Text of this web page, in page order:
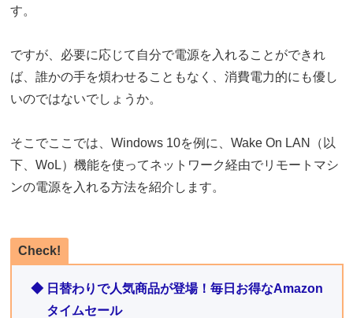
す。
ですが、必要に応じて自分で電源を入れることができれ
ば、誰かの手を煩わせることもなく、消費電力的にも優し
いのではないでしょうか。
そこでここでは、Windows 10を例に、Wake On LAN（以
下、WoL）機能を使ってネットワーク経由でリモートマシ
ンの電源を入れる方法を紹介します。
Check!
◆ 日替わりで人気商品が登場！毎日お得なAmazon
タイムセール